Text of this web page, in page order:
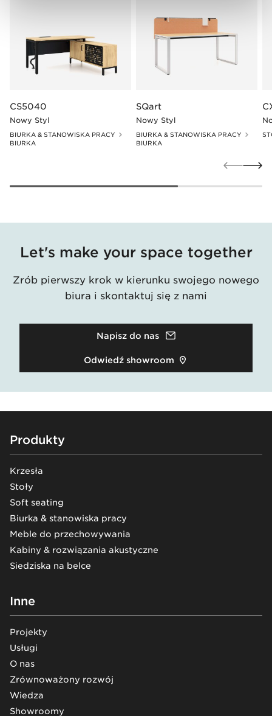
CS5040
Nowy Styl
BIURKA & STANOWISKA PRACY
BIURKA
SQart
Nowy Styl
BIURKA & STANOWISKA PRACY
BIURKA
Let's make your space together
Zrób pierwszy krok w kierunku swojego nowego
biura i skontaktuj się z nami
Napisz do nas
Odwiedź showroom
Footer
Produkty
Krzesła
Stoły
Soft seating
Biurka & stanowiska pracy
Meble do przechowywania
Kabiny & rozwiązania akustyczne
Siedziska na belce
Inne
Projekty
Usługi
O nas
Zrównoważony rozwój
Wiedza
Showroomy